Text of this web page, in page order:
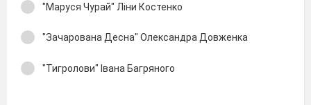
"Маруся Чурай" Ліни Костенко
"Зачарована Десна" Олександра Довженка
"Тигролови" Івана Багряного